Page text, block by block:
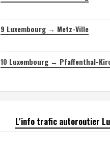
9 Luxembourg → Metz-Ville
10 Luxembourg → Pfaffenthal-
L'info trafic autoroutier